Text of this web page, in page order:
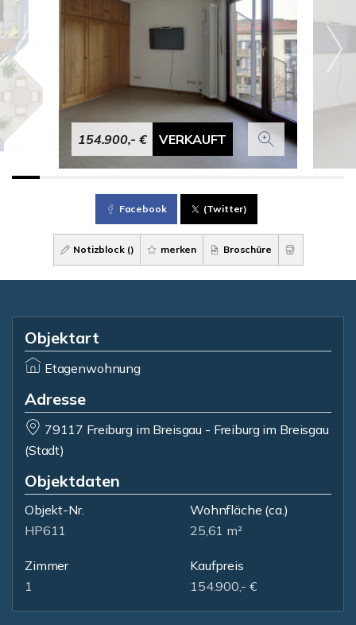
154.900,- € VERKAUFT
Facebook (Twitter)
Notizblock () merken Broschüre
Objektart
Etagenwohnung
Adresse
79117 Freiburg im Breisgau - Freiburg im Breisgau
(Stadt)
Objektdaten
Objekt-Nr.
HP611
Wohnfläche (ca.)
25,61 m²
Zimmer
1
Kaufpreis
154.900,- €